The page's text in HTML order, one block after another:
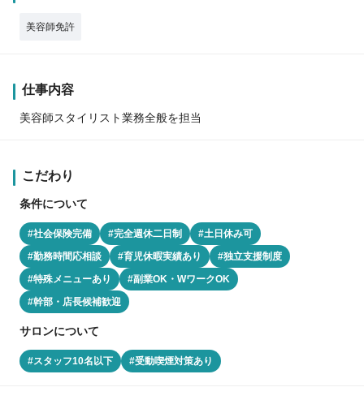
美容師免許
仕事内容
美容師スタイリスト業務全般を担当
こだわり
条件について
#社会保険完備 #完全週休二日制
#土日休み可
#勤務時間応相談
#育児休暇実績あり
#独立支援制度
#特殊メニューあり
#副業OK・WワークOK
#幹部・店長候補歓迎
サロンについて
#スタッフ10名以下 #受動喫煙対策あり